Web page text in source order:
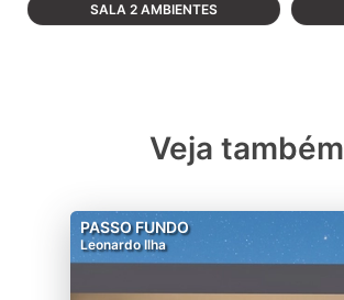
SALA 2 AMBIENTES
Veja também
PASSO FUNDO
Leonardo Ilha